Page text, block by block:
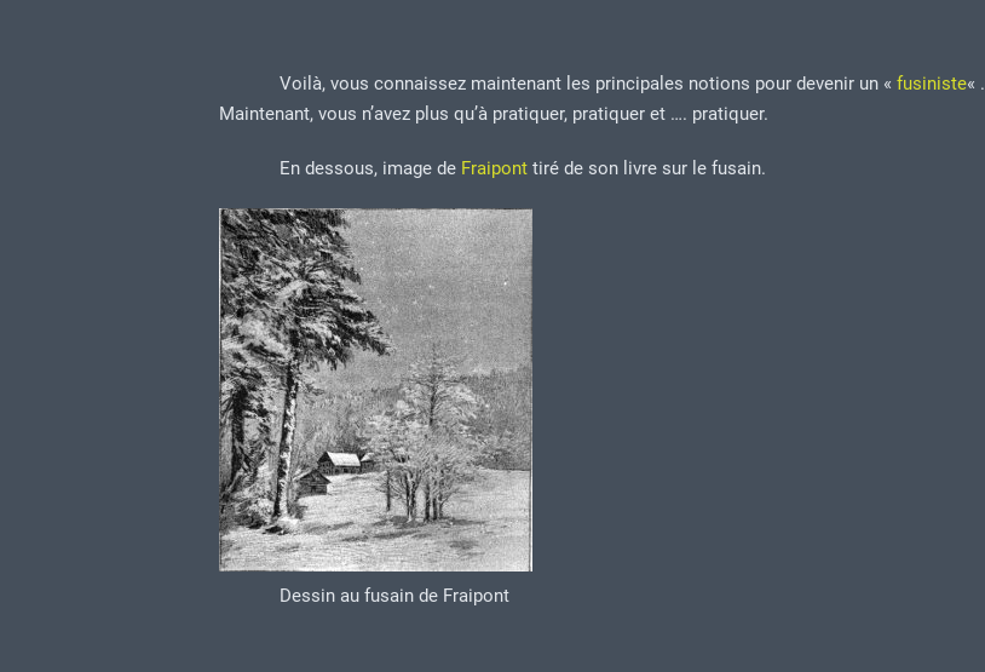
Voilà, vous connaissez maintenant les principales notions pour devenir un «fusiniste« .
Maintenant, vous n’avez plus qu’à pratiquer, pratiquer et …. pratiquer.
En dessous, image de Fraipont tiré de son livre sur le fusain.
Dessin au fusain de Fraipont